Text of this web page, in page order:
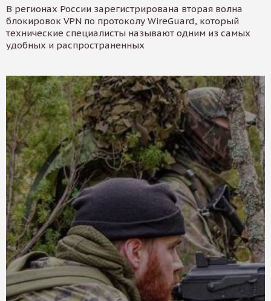
В регионах России зарегистрирована вторая волна
блокировок VPN по протоколу WireGuard, который
технические специалисты называют одним из самых
удобных и распространенных